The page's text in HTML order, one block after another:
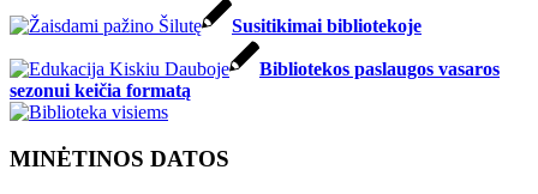
Susitikimai bibliotekoje
Bibliotekos paslaugos vasaros
sezonui keičia formatą
MINĖTINOS DATOS